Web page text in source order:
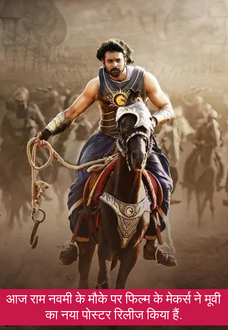
आज राम नवमी के मौके पर फिल्म के मेकर्स ने मूवी
का नया पोस्टर रिलीज किया हैं.